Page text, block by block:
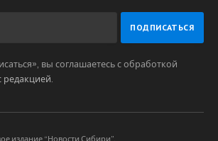
вы соглашаетесь с обработкой
редакцией
издание “Новости Сибири”.